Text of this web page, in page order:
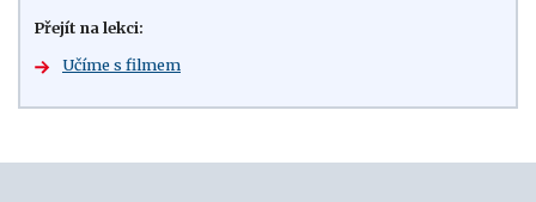
Přejít na lekci:
Učíme s filmem